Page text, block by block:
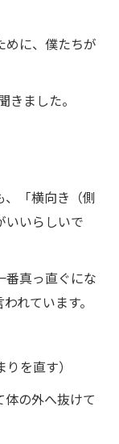
めに、僕たちが
ました。
「横向き（側
いいらしいで
番真っ直ぐにな
れています。
を直す）
の外へ抜けて